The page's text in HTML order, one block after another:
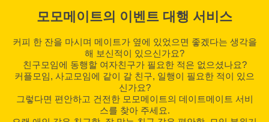
모모메이트의 이벤트 대행 서비스
커피 한 잔을 마시며 메이트가 옆에 있었으면 좋겠다는 생각을
해 보신적이 있으신가요?
친구모임에 동행할 여자친구가 필요한 적은 없으셨나요?
커플모임, 사교모임에 같이 갈 친구, 일행이 필요한 적이 있으
신가요?
그렇다면 편안하고 건전한 모모메이트의 데이트메이트 서비
스를 찾아 주세요.